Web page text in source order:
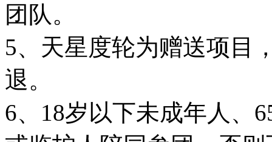
团队。
5、天星度轮为赠送项目
退。
6、18岁以下未成年人、